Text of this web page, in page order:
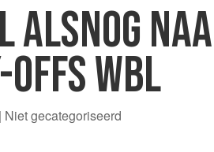
ALSNOG
WBL
| Niet gecategoriseerd